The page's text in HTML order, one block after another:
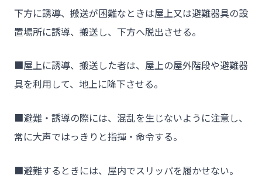
チーム★トウカイセツビ
- HOME
- トウカイセツビについて
- 工事業者様
下方に誘導、搬送が困難なときは屋上又は避難器具の設
置場所に誘導、搬送し、下方へ脱出させる。
■屋上に誘導、搬送した者は、屋上の屋外階段や避難器
具を利用して、地上に降下させる。
■避難・誘導の際には、混乱を生じないように注意し、
常に大声ではっきりと指揮・命令する。
■避難するときには、屋内でスリッパを履かせない。